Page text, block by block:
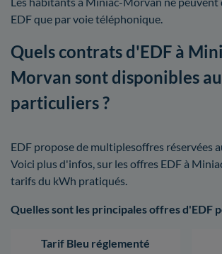
EDF que par voie téléphonique.
Quels contrats d'EDF à
Morvan sont disponibles
particuliers ?
EDF propose de multiplesoffres réservées
Voici plus d'infos, sur les offres EDF à
tarifs du kWh pratiqués.
Quelles sont les principales offres d'EDF
Tarif Bleu réglementé